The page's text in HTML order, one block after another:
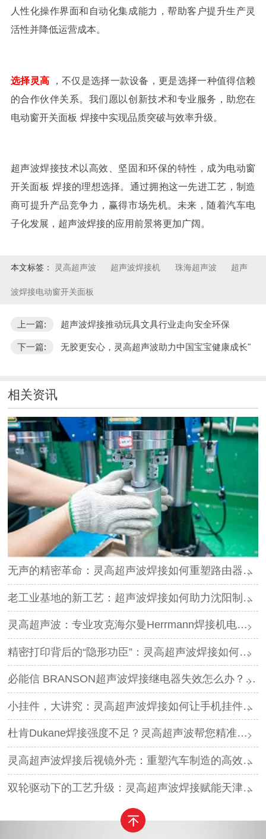
人性化操作界面和自动化集成能力，帮助客户提升生产灵
活性并降低运营成本。
选择灵高
，不仅是选择一款设备，更是选择一种值得信赖
的合作伙伴关系。我们愿以创新技术和专业服务，助您在
电动窗开关面板 焊接中实现品质突破与效率升级。
超声波焊接技术以高效、坚固和环保的特性，成为电动窗
开关面板 焊接的理想选择。通过拥抱这一先进工艺，制造
商可提升产品竞争力，赢得市场先机。未来，随着汽车电
子化发展，超声波焊接的应用前景将更加广阔。
本文标签： 灵高超声波 超声波焊接机 珠海超声波 超声
波焊接电动窗开关面板
上一篇: 超声波焊接推动玩具文具行业走向安全环保
下一篇: 无胶更安心，灵高超声波助力中国宝宝健康成长"
相关资讯
无声的精密革命：灵高超声波焊接如何重塑路由器外壳制造？
老工业基地的新工艺：超声波焊接如何助力沈阳制造转型？
灵高超声波：专业攻克海尔曼Herrmann焊接机电路板短路难题
精密打印背后的“隐形功臣”：灵高超声波焊接如何让喷墨头支架更可靠？
必能信 BRANSON超声波焊接继电器失效怎么办？灵高超声波“四步维修法”精准破局
小挂件，大讲究：灵高超声波焊接如何让手机挂件更“抗造”？
杜肯Dukane焊接强度不足？灵高超声波帮您精准破局
灵高超声波焊接后视镜外壳：重塑汽车制造的高效与美学
双轮驱动下的工艺升级：灵高超声波焊接赋能天津汽车与电子产业